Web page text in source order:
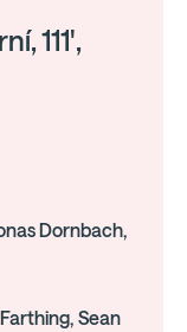
111',
Dornbach,
Sean